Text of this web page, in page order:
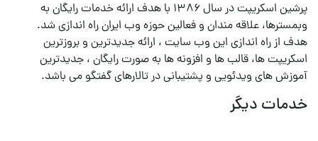
پرشین اسکریپت در سال ۱۳۸۶ با هدف ارائه خدمات رایگان به
وبمسترها، علاقه مندان و فعالین حوزه وب ایران راه اندازی شد.
هدف از راه اندازی این وب سایت ، ارائه جدیدترین و بروزترین
اسکریپت ها، قالب ها و افزونه ها به صورت رایگان ، جدیدترین
آموزش های ویدئویی و پشتیبانی در تالارهای گفتگو می باشد.
خدمات دیگر